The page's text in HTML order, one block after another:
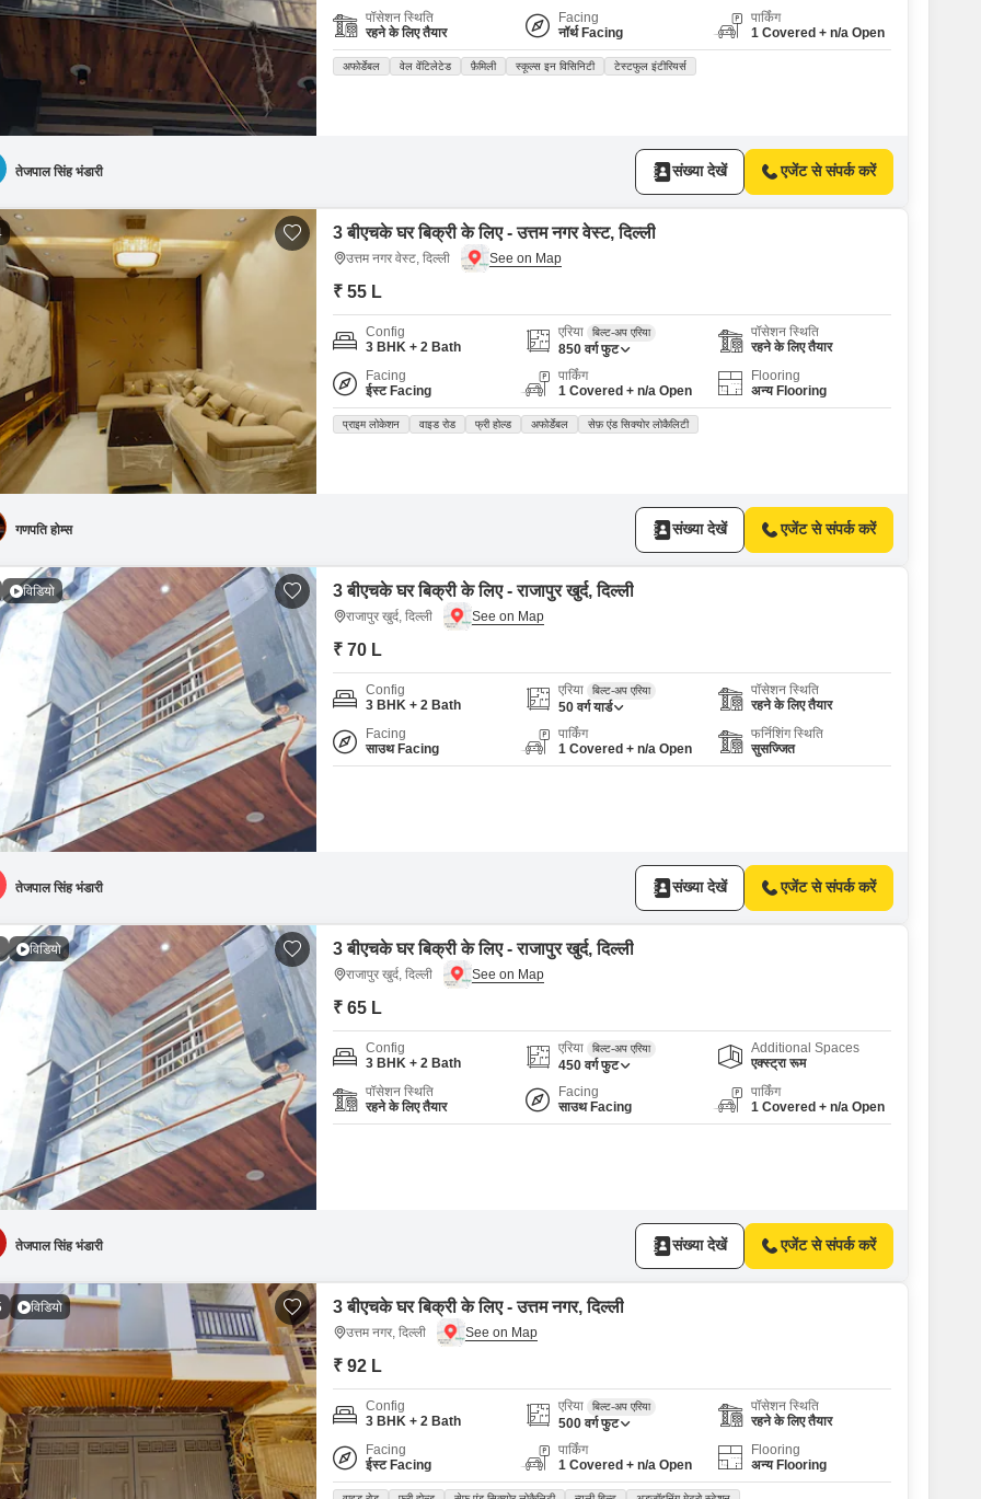
पॉसेशन स्थिति
रहने के लिए तैयार
Facing
नॉर्थ Facing
पार्किंग
1 Covered + n/a Open
अफोर्डेबल वेल वेंटिलेटेड फ़ैमिली स्कूल्स इन विसिनिटी टेस्टफुल इंटीरियर्स
तेजपाल सिंह भंडारी संख्या देखें एजेंट से संपर्क करें
3 बीएचके घर बिक्री के लिए - उत्तम नगर वेस्ट, दिल्ली
उत्तम नगर वेस्ट, दिल्ली
₹ 55 L
Config
3 BHK + 2 Bath
एरिया बिल्ट-अप एरिया
850 वर्ग फुट
पॉसेशन स्थिति
रहने के लिए तैयार
Facing
ईस्ट Facing
पार्किंग
1 Covered + n/a Open
Flooring
अन्य Flooring
प्राइम लोकेशन वाइड रोड फ्री होल्ड अफोर्डेबल सेफ़ एंड सिक्योर लोकैलिटी
गणपति होम्स संख्या देखें एजेंट से संपर्क करें
विडियो 3 बीएचके घर बिक्री के लिए - राजापुर खुर्द, दिल्ली
राजापुर खुर्द, दिल्ली
₹ 70 L
Config
3 BHK + 2 Bath
एरिया बिल्ट-अप एरिया
50 वर्ग यार्ड
पॉसेशन स्थिति
रहने के लिए तैयार
Facing
साउथ Facing
पार्किंग
1 Covered + n/a Open
फर्निशिंग स्थिति
सुसज्जित
तेजपाल सिंह भंडारी संख्या देखें एजेंट से संपर्क करें
विडियो 3 बीएचके घर बिक्री के लिए - राजापुर खुर्द, दिल्ली
राजापुर खुर्द, दिल्ली
₹ 65 L
Config
3 BHK + 2 Bath
एरिया बिल्ट-अप एरिया
450 वर्ग फुट
Additional Spaces
एक्स्ट्रा रूम
पॉसेशन स्थिति
रहने के लिए तैयार
Facing
साउथ Facing
पार्किंग
1 Covered + n/a Open
तेजपाल सिंह भंडारी संख्या देखें एजेंट से संपर्क करें
विडियो 3 बीएचके घर बिक्री के लिए - उत्तम नगर, दिल्ली
उत्तम नगर, दिल्ली
₹ 92 L
Config
3 BHK + 2 Bath
एरिया बिल्ट-अप एरिया
500 वर्ग फुट
पॉसेशन स्थिति
रहने के लिए तैयार
Facing
ईस्ट Facing
पार्किंग
1 Covered + n/a Open
Flooring
अन्य Flooring